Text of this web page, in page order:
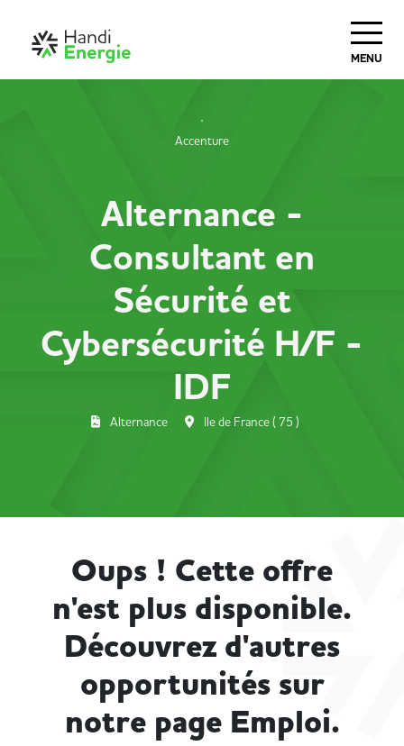
MENU
Accenture
Alternance -
Consultant en
Sécurité et
Cybersécurité H/F -
IDF
Alternance Ile de France ( 75 )
Oups ! Cette offre
n'est plus disponible.
Découvrez d'autres
opportunités sur
notre page Emploi.